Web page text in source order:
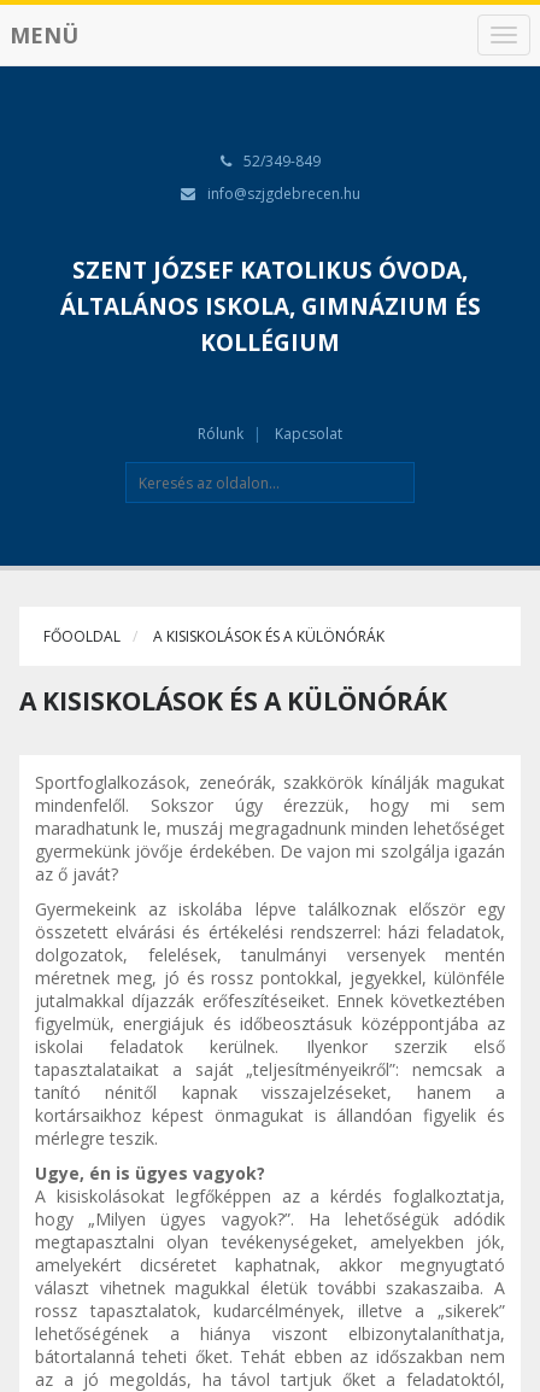
N
a
MENÜ
52/349-849
info@szjgdebrecen.hu
SZENT JÓZSEF KATOLIKUS ÓVODA,
ÁLTALÁNOS ISKOLA, GIMNÁZIUM ÉS
KOLLÉGIUM
Rólunk Kapcsolat
FŐOOLDAL A KISISKOLÁSOK ÉS A KÜLÖNÓRÁK
A KISISKOLÁSOK ÉS A KÜLÖNÓRÁK
Sportfoglalkozások, zeneórák, szakkörök kínálják magukat
mindenfelől. Sokszor úgy érezzük, hogy mi sem
maradhatunk le, muszáj megragadnunk minden lehetőséget
gyermekünk jövője érdekében. De vajon mi szolgálja igazán
az ő javát?
Gyermekeink az iskolába lépve találkoznak először egy
összetett elvárási és értékelési rendszerrel: házi feladatok,
dolgozatok, felelések, tanulmányi versenyek mentén
méretnek meg, jó és rossz pontokkal, jegyekkel, különféle
jutalmakkal díjazzák erőfeszítéseiket. Ennek következtében
figyelmük, energiájuk és időbeosztásuk középpontjába az
iskolai feladatok kerülnek. Ilyenkor szerzik első
tapasztalataikat a saját „teljesítményeikről”: nemcsak a
tanító nénitől kapnak visszajelzéseket, hanem a
kortársaikhoz képest önmagukat is állandóan figyelik és
mérlegre teszik.
Ugye, én is ügyes vagyok?
A kisiskolásokat legfőképpen az a kérdés foglalkoztatja,
hogy „Milyen ügyes vagyok?”. Ha lehetőségük adódik
megtapasztalni olyan tevékenységeket, amelyekben jók,
amelyekért dicséretet kaphatnak, akkor megnyugtató
választ vihetnek magukkal életük további szakaszaiba. A
rossz tapasztalatok, kudarcélmények, illetve a „sikerek”
lehetőségének a hiánya viszont elbizonytalaníthatja,
bátortalanná teheti őket. Tehát ebben az időszakban nem
az a jó megoldás, ha távol tartjuk őket a feladatoktól,